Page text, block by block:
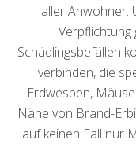
aller Anwohner.
Verpflichtung
Schädlingsbefällen
verbinden, die
Erdwespen,
Nähe von Brand-
auf keinen Fall nur